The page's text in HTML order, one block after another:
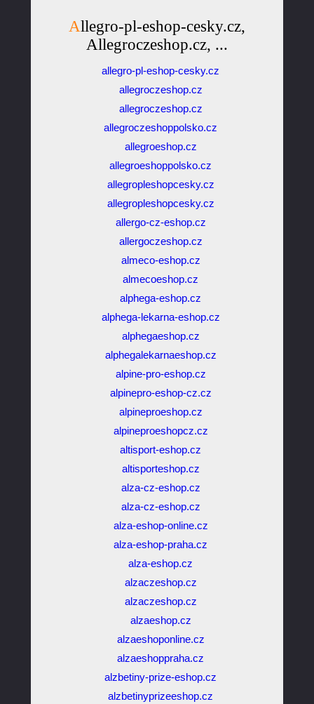
Allegro-pl-eshop-cesky.cz,
Allegroczeshop.cz, ...
allegro-pl-eshop-cesky.cz
allegroczeshop.cz
allegroczeshop.cz
allegroczeshoppolsko.cz
allegroeshop.cz
allegroeshoppolsko.cz
allegropleshopcesky.cz
allegropleshopcesky.cz
allergo-cz-eshop.cz
allergoczeshop.cz
almeco-eshop.cz
almecoeshop.cz
alphega-eshop.cz
alphega-lekarna-eshop.cz
alphegaeshop.cz
alphegalekarnaeshop.cz
alpine-pro-eshop.cz
alpinepro-eshop-cz.cz
alpineproeshop.cz
alpineproeshopcz.cz
altisport-eshop.cz
altisporteshop.cz
alza-cz-eshop.cz
alza-cz-eshop.cz
alza-eshop-online.cz
alza-eshop-praha.cz
alza-eshop.cz
alzaczeshop.cz
alzaczeshop.cz
alzaeshop.cz
alzaeshoponline.cz
alzaeshoppraha.cz
alzbetiny-prize-eshop.cz
alzbetinyprizeeshop.cz